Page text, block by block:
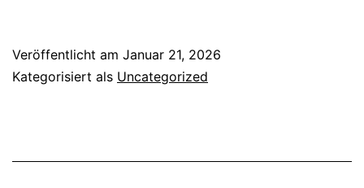
Veröffentlicht am Januar 21, 2026
Kategorisiert als Uncategorized